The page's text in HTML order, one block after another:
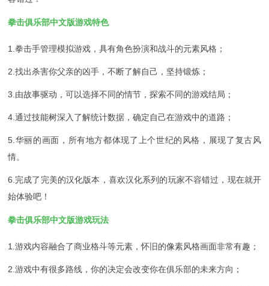
拳击俱乐部中文版游戏特色
1.拳击手管理模拟游戏，具有角色扮演和战斗的元素风格；
2.找出杀害你父亲的凶手，不断了解自己，坚持锻炼；
3.由故事驱动，可以选择不同的情节，探索不同的游戏结局；
4.通过技能树深入了解统计数据，确定自己在游戏中的道路；
5.华丽的画面，所有地方都体现了上个世纪的风格，展现了复古风
情。
6.完成了完美的汉化版本，喜欢汉化系列的玩家不容错过，现在就开
始体验吧！
拳击俱乐部中文版游戏玩法
1.游戏内容融合了商业格斗等元素，怀旧的像素风格画面非常有趣；
2.游戏中有很多路线，你的决定会改变你在俱乐部的未来方向；